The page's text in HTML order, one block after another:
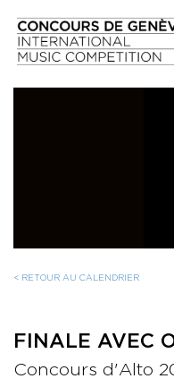
< RETOUR AU CALENDRIER
FINALE AVEC
Concours d'Alto